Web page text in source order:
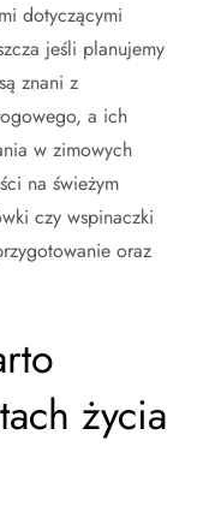
dotyczącymi
jeśli planujemy
znani z
a ich
w zimowych
na świeżym
czy wspinaczki
oraz
życia